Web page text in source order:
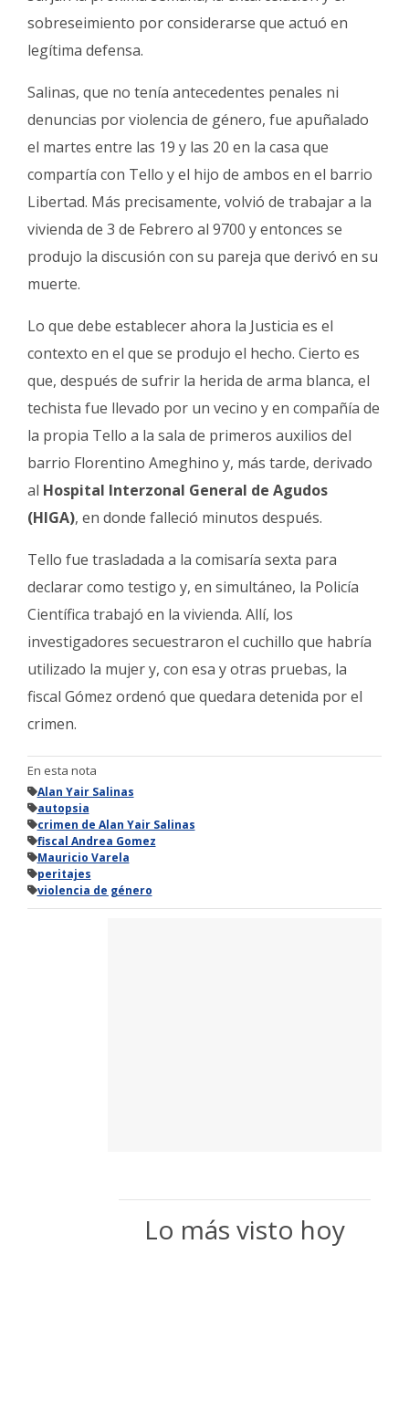
sobreseimiento por considerarse que actuó en
legítima defensa.
Salinas, que no tenía antecedentes penales ni
denuncias por violencia de género, fue apuñalado
el martes entre las 19 y las 20 en la casa que
compartía con Tello y el hijo de ambos en el barrio
Libertad. Más precisamente, volvió de trabajar a la
vivienda de 3 de Febrero al 9700 y entonces se
produjo la discusión con su pareja que derivó en su
muerte.
Lo que debe establecer ahora la Justicia es el
contexto en el que se produjo el hecho. Cierto es
que, después de sufrir la herida de arma blanca, el
techista fue llevado por un vecino y en compañía de
la propia Tello a la sala de primeros auxilios del
barrio Florentino Ameghino y, más tarde, derivado
al Hospital Interzonal General de Agudos
(HIGA), en donde falleció minutos después.
Tello fue trasladada a la comisaría sexta para
declarar como testigo y, en simultáneo, la Policía
Científica trabajó en la vivienda. Allí, los
investigadores secuestraron el cuchillo que habría
utilizado la mujer y, con esa y otras pruebas, la
fiscal Gómez ordenó que quedara detenida por el
crimen.
En esta nota
Alan Yair Salinas
autopsia
crimen de Alan Yair Salinas
fiscal Andrea Gomez
Mauricio Varela
peritajes
violencia de género
Lo más visto hoy